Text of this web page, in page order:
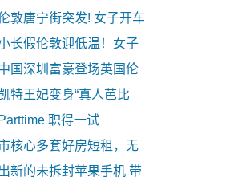
敦唐宁街突发! 女子开车
长假伦敦迎低温！女子
国深圳富豪登场英国伦
特王妃变身“真人芭比
Parttime 职得一试
核心多套好房短租，无
新的未拆封苹果手机 带